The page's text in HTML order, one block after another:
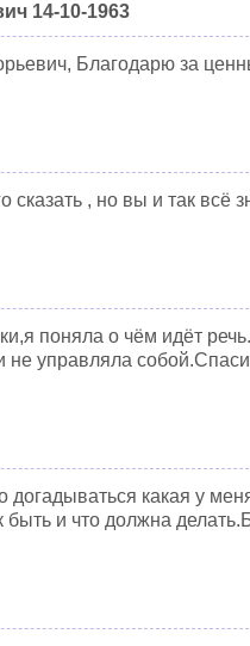
14-10-1963
Благодарю за
сказать , но вы и так всё
поняла о чём идёт
не управляла
догадываться какая у
быть и что должна